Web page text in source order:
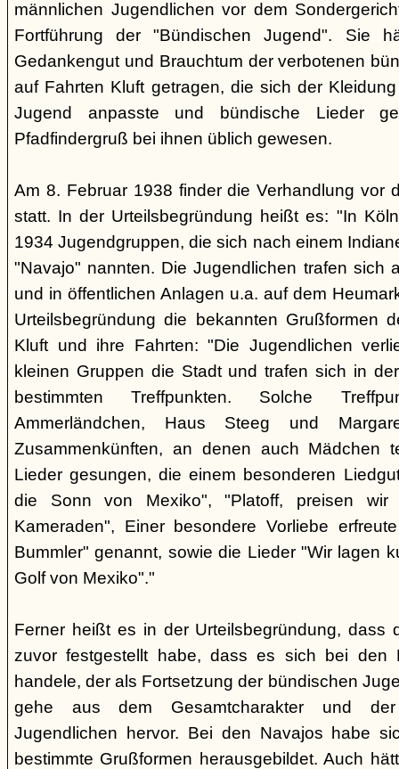
männlichen Jugendlichen vor dem
Fortführung der "Bündischen Jugend". Sie
Gedankengut und Brauchtum der verbotenen
auf Fahrten Kluft getragen, die sich der
Jugend anpasste und bündische Lieder
Pfadfindergruß bei ihnen üblich gewesen.
Am 8. Februar 1938 finder die Verhandlung vor
statt. In der Urteilsbegründung heißt es: "In
1934 Jugendgruppen, die sich nach einem
"Navajo" nannten. Die Jugendlichen trafen sich
und in öffentlichen Anlagen u.a. auf dem
Urteilsbegründung die bekannten Grußformen
Kluft und ihre Fahrten: "Die Jugendlichen
kleinen Gruppen die Stadt und trafen sich in
bestimmten Treffpunkten. Solche
Ammerländchen, Haus Steeg und
Zusammenkünften, an denen auch Mädchen
Lieder gesungen, die einem besonderen
die Sonn von Mexiko", "Platoff, preisen
Kameraden", Einer besondere Vorliebe
Bummler" genannt, sowie die Lieder "Wir lagen
Golf von Mexiko"."
Ferner heißt es in der Urteilsbegründung, dass
zuvor festgestellt habe, dass es sich bei den
handele, der als Fortsetzung der bündischen
gehe aus dem Gesamtcharakter und der
Jugendlichen hervor. Bei den Navajos habe
bestimmte Grußformen herausgebildet. Auch